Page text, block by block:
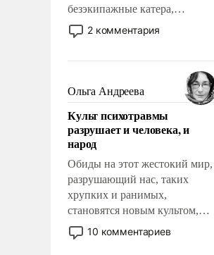
безэкипажные катера,
применение которых уже
стало обыденностью. Задача по
сложна и амбициозна. Однако
и ее реализация радикально
поднимет наши боевые
возможности.
2 комментария
Ольга Андреева
Культ психотравмы
разрушает и человека, и
народ
Обиды на этот жестокий мир,
разрушающий нас, таких
хрупких и ранимых,
становятся новым культом,
постепенно вытесняя и
отменяя традиционное
10 комментариев